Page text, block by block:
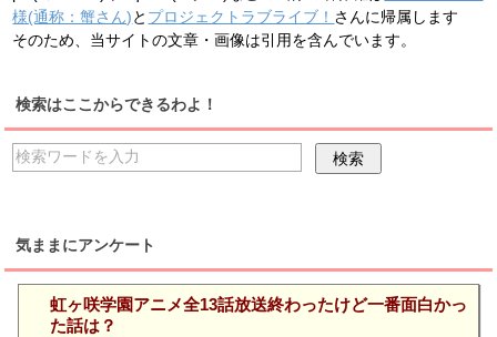
様(通称：蟹さん)と プロジェクトラブライブ！ さんに帰属します
そのため、当サイトの文章・画像は引用を含んでいます。
検索はここからできるわよ！
気ままにアンケート
虹ヶ咲学園アニメ全13話放送終わったけど一番面白かっ
た話は？